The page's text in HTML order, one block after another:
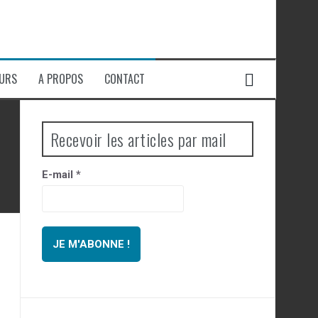
A PROPOS CONTACT
Recevoir les articles par mail
E-mail *